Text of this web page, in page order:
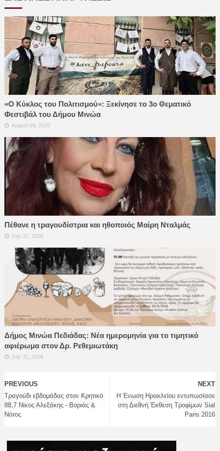
«Ο Κύκλος του Πολιτισμού»: Ξεκίνησε το 3ο Θεματικό
Φεστιβάλ του Δήμου Μινώα
August 04, 2026
Πέθανε η τραγουδίστρια και ηθοποιός Μαίρη Νταλμάς
July 31, 2026
Δήμος Μινώα Πεδιάδας: Νέα ημερομηνία για το τιμητικό
αφιέρωμα στον Δρ. Ρεθεμιωτάκη
July 31, 2026
NEXT
Η Ένωση Ηρακλείου εντυπωσίασε
στη Διεθνή Έκθεση Τροφίμων Sial
Paris 2016
PREVIOUS
Τραγούδι εβδομάδας στον Κρητικό
88,7 Νίκος Αλεξάκης - Βοριάς &
Νότος